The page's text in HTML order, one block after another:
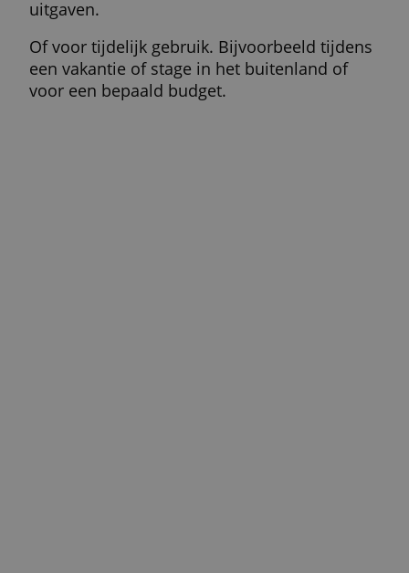
advies, geld lenen, beleggen of een
hypotheek afsluiten.
Je saldo valt niet onder een